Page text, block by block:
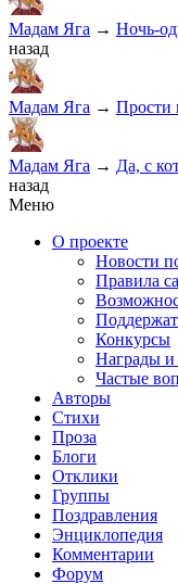
Мадам Яга → Ночь-
назад
Мадам Яга → Прости
Мадам Яга → Да, с
назад
Меню
О проекте
Новости
Правила
Конкурсы
Награды и
Частые
Авторы
Стихи
Проза
Блоги
Отклики
Группы
Поздравления
Энциклопедия
Комментарии
Форум